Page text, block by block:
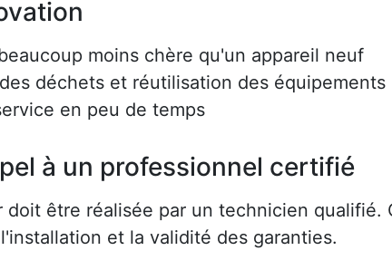
moins chère qu'un appareil neuf
déchets et réutilisation des équipements
en peu de temps
à un professionnel certifié
être réalisée par un technicien qualifié.
et la validité des garanties.